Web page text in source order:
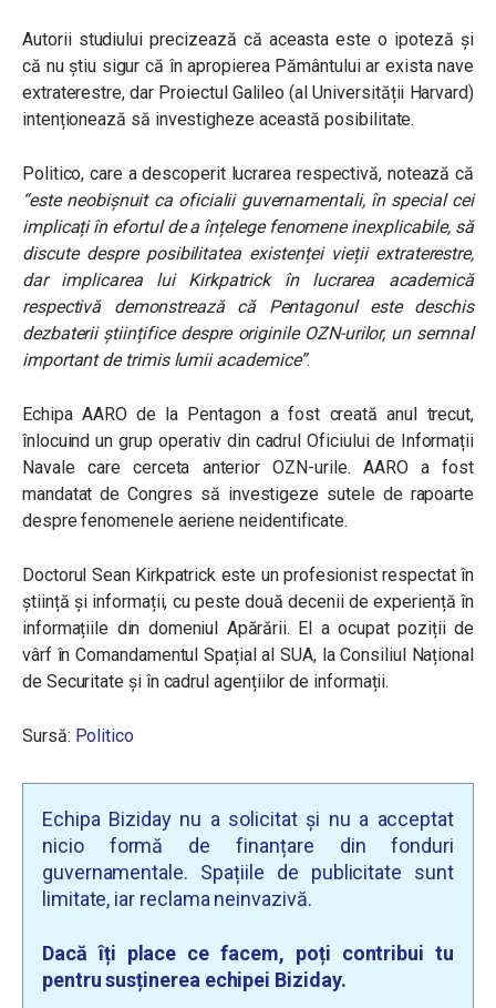
Autorii studiului precizează că aceasta este o ipoteză și
că nu știu sigur că în apropierea Pământului ar exista nave
extraterestre, dar Proiectul Galileo (al Universității Harvard)
intenționează să investigheze această posibilitate.
Politico, care a descoperit lucrarea respectivă, notează că
“este neobișnuit ca oficialii guvernamentali, în special cei
implicați în efortul de a înțelege fenomene inexplicabile, să
discute despre posibilitatea existenței vieții extraterestre,
dar implicarea lui Kirkpatrick în lucrarea academică
respectivă demonstrează că Pentagonul este deschis
dezbaterii științifice despre originile OZN-urilor, un semnal
important de trimis lumii academice”.
Echipa AARO de la Pentagon a fost creată anul trecut,
înlocuind un grup operativ din cadrul Oficiului de Informații
Navale care cerceta anterior OZN-urile. AARO a fost
mandatat de Congres să investigeze sutele de rapoarte
despre fenomenele aeriene neidentificate.
Doctorul Sean Kirkpatrick este un profesionist respectat în
știință și informații, cu peste două decenii de experiență în
informațiile din domeniul Apărării. El a ocupat poziții de
vârf în Comandamentul Spațial al SUA, la Consiliul Național
de Securitate și în cadrul agențiilor de informații.
Sursă: Politico
Echipa Biziday nu a solicitat și nu a acceptat
nicio formă de finanțare din fonduri
guvernamentale. Spațiile de publicitate sunt
limitate, iar reclama neinvazivă.
Dacă îți place ce facem, poți contribui tu
pentru susținerea echipei Biziday.